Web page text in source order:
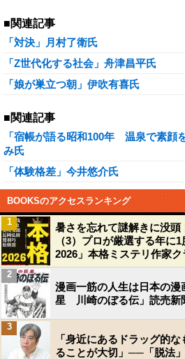
■関連記事
「対決」月村了衛氏
「Z世代化する社会」舟津昌平氏
「娘が巣立つ朝」伊吹有喜氏
■関連記事
「宿帳が語る昭和100年 温泉で素顔
み氏
「体験格差」今井悠介氏
BOOKSのアクセスランキング
暑さを忘れて謎解きに没
（3）プロが厳選する年
2026」本格ミステリ作家
1
漫画一筋の人生は日本の
星 川崎のぼる伝」読売新
2
「身近にあるドラッグ的
ることが大切」──「脱法
3